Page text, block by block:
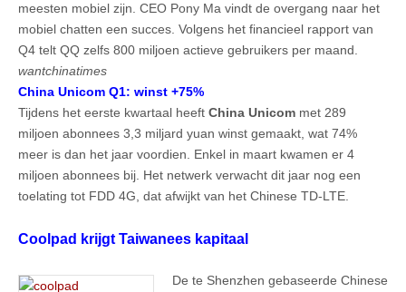
meesten mobiel zijn. CEO Pony Ma vindt de overgang naar het
mobiel chatten een succes. Volgens het financieel rapport van
Q4 telt QQ zelfs 800 miljoen actieve gebruikers per maand.
wantchinatimes
China Unicom Q1: winst +75%
Tijdens het eerste kwartaal heeft China Unicom met 289
miljoen abonnees 3,3 miljard yuan winst gemaakt, wat 74%
meer is dan het jaar voordien. Enkel in maart kwamen er 4
miljoen abonnees bij. Het netwerk verwacht dit jaar nog een
toelating tot FDD 4G, dat afwijkt van het Chinese TD-LTE.
Coolpad krijgt Taiwanees kapitaal
De te Shenzhen gebaseerde Chinese